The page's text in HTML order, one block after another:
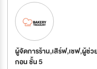
ผู้จัดการร้าน,เสิร์ฟ,เชฟ,ผู้ช่ว
กอน ชั้น 5